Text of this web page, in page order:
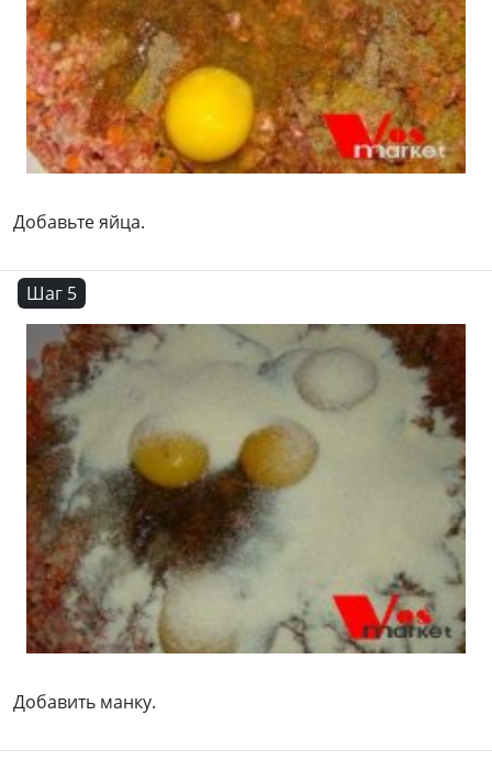
Добавьте яйца.
Шаг 5
Добавить манку.